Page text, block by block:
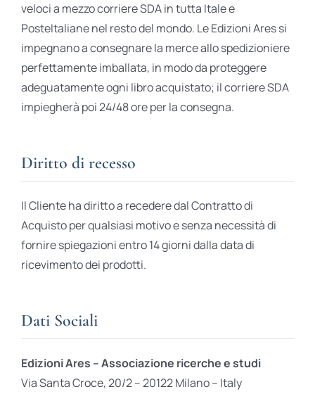
veloci a mezzo corriere SDA in tutta Itale e
PosteItaliane nel resto del mondo. Le Edizioni Ares si
impegnano a consegnare la merce allo spedizioniere
perfettamente imballata, in modo da proteggere
adeguatamente ogni libro acquistato; il corriere SDA
impiegherà poi 24/48 ore per la consegna.
Diritto di recesso
Il Cliente ha diritto a recedere dal Contratto di
Acquisto per qualsiasi motivo e senza necessità di
fornire spiegazioni entro 14 giorni dalla data di
ricevimento dei prodotti.
Dati Sociali
Edizioni Ares – Associazione ricerche e studi
Via Santa Croce, 20/2 – 20122 Milano – Italy